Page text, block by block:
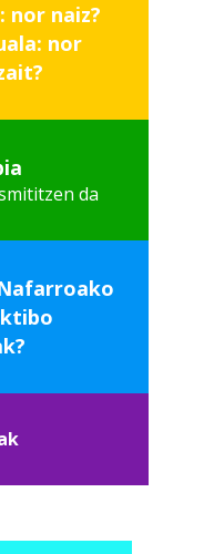
nor naiz?
: nor
da